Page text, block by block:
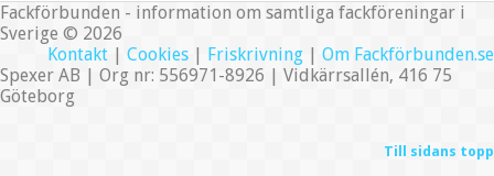
Fackförbunden - information om samtliga fackföreningar i
Sverige © 2026
Kontakt | Cookies | Friskrivning | Om Fackförbunden.se
Spexer AB | Org nr: 556971-8926 | Vidkärrsallén, 416 75
Göteborg
Till sidans topp